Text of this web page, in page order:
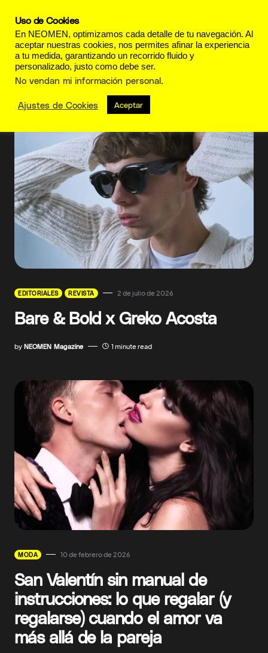
Innovación
EDITORIALES REVISTA 2 de julio de 2026
Bare & Bold x Greko Acosta
by NEOMEN Magazine 1 minute read
MODA 10 de febrero de 2026
San Valentín sin manual de
instrucciones: lo que regalar (y
regalarse) cuando el amor va
más allá de la pareja
Uso de Cookies
En NEOMEN, optimizamos cada detalle de tu navegación. Al
aceptar nuestras cookies, nos permites afinar la experiencia
a tu medida, garantizando un recorrido fluido y
personalizado, justo como debe ser.
No vendan mi información personal.
Ajustes de Cookies Aceptar